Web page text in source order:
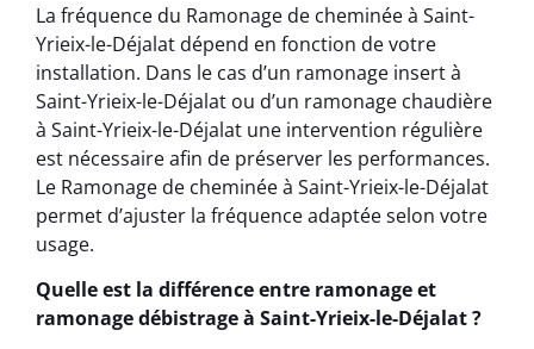
La fréquence du Ramonage de cheminée à Saint-
Yrieix-le-Déjalat dépend en fonction de votre
installation. Dans le cas d’un ramonage insert à
Saint-Yrieix-le-Déjalat ou d’un ramonage chaudière
à Saint-Yrieix-le-Déjalat une intervention régulière
est nécessaire afin de préserver les performances.
Le Ramonage de cheminée à Saint-Yrieix-le-Déjalat
permet d’ajuster la fréquence adaptée selon votre
usage.
Quelle est la différence entre ramonage et
ramonage débistrage à Saint-Yrieix-le-Déjalat ?